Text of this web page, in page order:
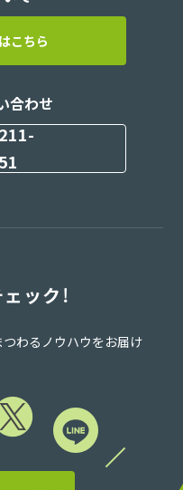
こちら
合わせ
ック！
わるノウハウをお届け